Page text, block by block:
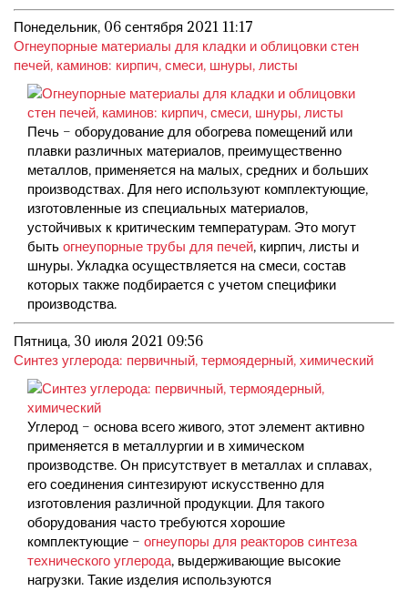
Понедельник, 06 сентября 2021 11:17
Огнеупорные материалы для кладки и облицовки стен
печей, каминов: кирпич, смеси, шнуры, листы
Печь – оборудование для обогрева помещений или
плавки различных материалов, преимущественно
металлов, применяется на малых, средних и больших
производствах. Для него используют комплектующие,
изготовленные из специальных материалов,
устойчивых к критическим температурам. Это могут
быть огнеупорные трубы для печей, кирпич, листы и
шнуры. Укладка осуществляется на смеси, состав
которых также подбирается с учетом специфики
производства.
Пятница, 30 июля 2021 09:56
Синтез углерода: первичный, термоядерный, химический
Углерод – основа всего живого, этот элемент активно
применяется в металлургии и в химическом
производстве. Он присутствует в металлах и сплавах,
его соединения синтезируют искусственно для
изготовления различной продукции. Для такого
оборудования часто требуются хорошие
комплектующие – огнеупоры для реакторов синтеза
технического углерода, выдерживающие высокие
нагрузки. Такие изделия используются